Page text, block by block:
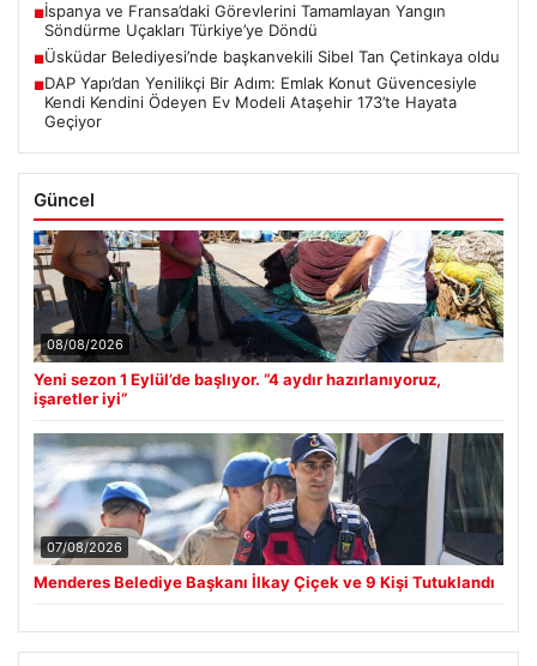
■İspanya ve Fransa’daki Görevlerini Tamamlayan Yangın
Söndürme Uçakları Türkiye’ye Döndü
■Üsküdar Belediyesi’nde başkanvekili Sibel Tan Çetinkaya oldu
■DAP Yapı’dan Yenilikçi Bir Adım: Emlak Konut Güvencesiyle
Kendi Kendini Ödeyen Ev Modeli Ataşehir 173’te Hayata
Geçiyor
Güncel
08/08/2026
Yeni sezon 1 Eylül’de başlıyor. “4 aydır hazırlanıyoruz,
işaretler iyi”
07/08/2026
Menderes Belediye Başkanı İlkay Çiçek ve 9 Kişi Tutuklandı